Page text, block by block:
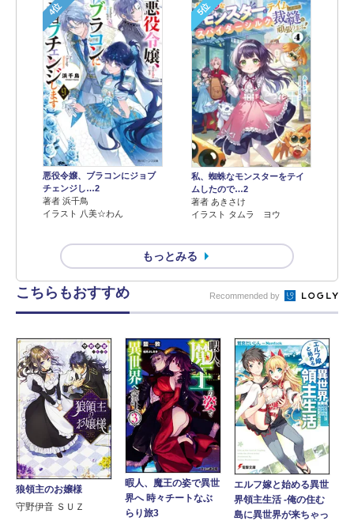
4位
悪役令嬢、ブラコンにジョブ
チェンジし…2
著者 浜千鳥
イラスト 八美☆わん
5位
私、蜘蛛なモンスターをテイ
ムしたので…2
著者 あきさけ
イラスト タムラ ヨウ
もっとみる
こちらもおすすめ Recommended by
狼領主のお嬢様
守野伊音 ＳＵＺ
暇人、魔王の姿で異世
界へ 時々チートなぶ
らり旅3
エルフ嫁と始める異世
界領主生活 -俺の住む
島に異世界が来ちゃっ